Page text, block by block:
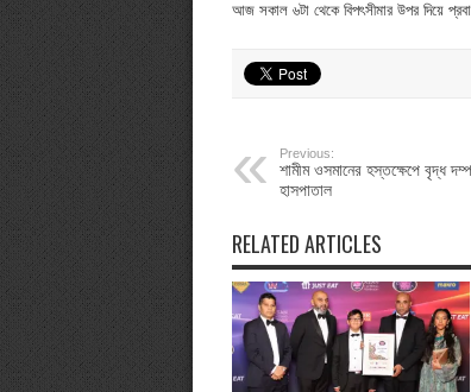
আজ সকাল ৬টা থেকে বিপৎসীমার উপর দিয়ে
Previous:
শামীম ওসমানের হস্তক্ষেপে বৃদ্ধ
হাসপাতাল
RELATED ARTICLES